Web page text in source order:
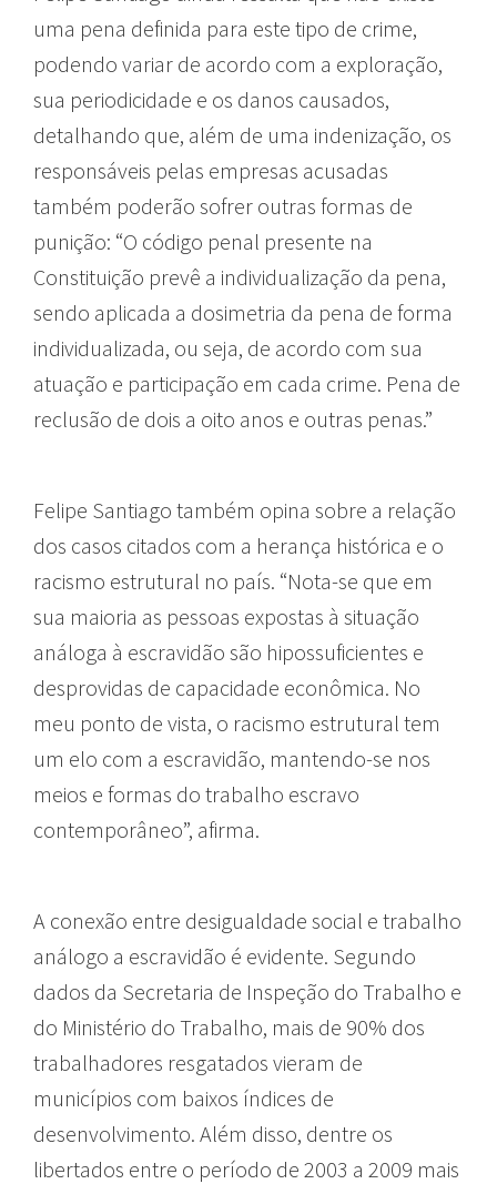
uma pena definida para este tipo de crime,
podendo variar de acordo com a exploração,
sua periodicidade e os danos causados,
detalhando que, além de uma indenização, os
responsáveis pelas empresas acusadas
também poderão sofrer outras formas de
punição: “O código penal presente na
Constituição prevê a individualização da pena,
sendo aplicada a dosimetria da pena de forma
individualizada, ou seja, de acordo com sua
atuação e participação em cada crime. Pena de
reclusão de dois a oito anos e outras penas.”
Felipe Santiago também opina sobre a relação
dos casos citados com a herança histórica e o
racismo estrutural no país. “Nota-se que em
sua maioria as pessoas expostas à situação
análoga à escravidão são hipossuficientes e
desprovidas de capacidade econômica. No
meu ponto de vista, o racismo estrutural tem
um elo com a escravidão, mantendo-se nos
meios e formas do trabalho escravo
contemporâneo”, afirma.
A conexão entre desigualdade social e trabalho
análogo a escravidão é evidente. Segundo
dados da Secretaria de Inspeção do Trabalho e
do Ministério do Trabalho, mais de 90% dos
trabalhadores resgatados vieram de
municípios com baixos índices de
desenvolvimento. Além disso, dentre os
libertados entre o período de 2003 a 2009 mais